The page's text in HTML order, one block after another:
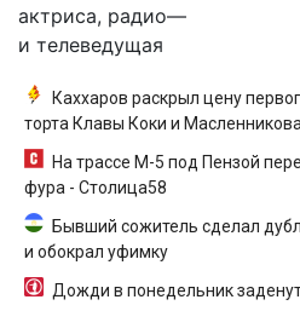
актриса, радио—
и телеведущая
Каххаров раскрыл цену
торта Клавы Коки и Масленникова
На трассе М-5 под Пензой
фура - Столица58
Бывший сожитель сделал
и обокрал уфимку
Дожди в понедельник